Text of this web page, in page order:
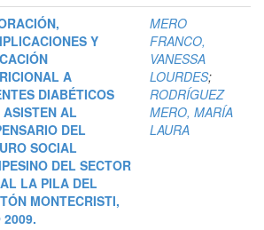
Y
A
DIABÉTICOS
ASISTEN AL
DEL
SOCIAL
DEL SECTOR
LA PILA DEL
MONTECRISTI,
2009.
MERO
FRANCO,
VANESSA
LOURDES;
RODRÍGUEZ
MERO, MARÍA
LAURA